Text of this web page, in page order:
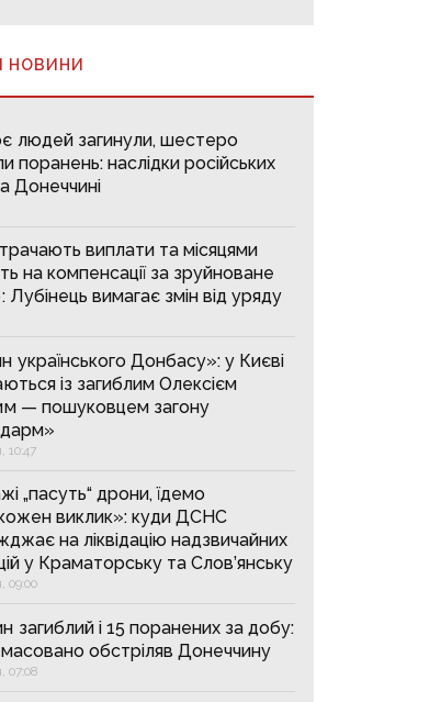
НОВИНИ
людей загинули, шестеро
поранень: наслідки російських
Донеччині
виплати та місяцями
на компенсації за зруйноване
Лубінець вимагає змін від уряду
українського Донбасу»: у Києві
із загиблим Олексієм
— пошуковцем загону
10:47
„пасуть“ дрони, їдемо
виклик»: куди ДСНС
на ліквідацію надзвичайних
у Краматорську та Слов’янську
09:00
загиблий і 15 поранених за добу:
обстріляв Донеччину
07:08